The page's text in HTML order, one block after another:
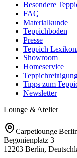
Besondere
FAQ
Materialkunde
Teppichboden
Presse
Teppich
Showroom
Homeservice
Tipps zum
Newsletter
Lounge & Atelier
Carpetlounge
Begonienplatz 3
12203 Berlin,